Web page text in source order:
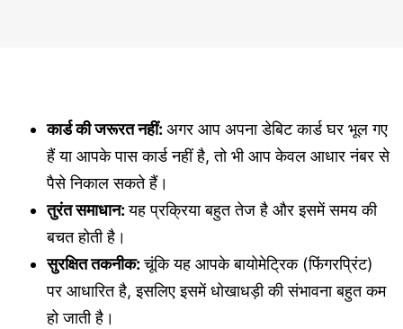
कार्ड की जरूरत नहीं: अगर आप अपना डेबिट कार्ड घर भूल गए
हैं या आपके पास कार्ड नहीं है, तो भी आप केवल आधार नंबर से
पैसे निकाल सकते हैं।
तुरंत समाधान:यह प्रक्रिया बहुत तेज है और इसमें समय की
बचत होती है।
सुरक्षित तकनीक:चूंकि यह आपके बायोमेट्रिक (फिंगरप्रिंट)
पर आधारित है, इसलिए इसमें धोखाधड़ी की संभावना बहुत कम
हो जाती है।